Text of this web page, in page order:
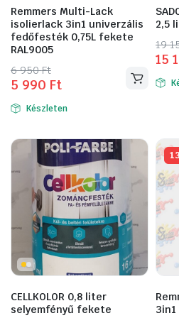
Remmers Multi-Lack
isolierlack 3in1 univerzális
fedőfesték 0,75L fekete
RAL9005
6 950Ft
Original
price
was:
950 Ft.
5 990 Ft
Current
price
is:
990 Ft.
Készleten
2,5
19
15
is:
CELLKOLOR 0,8 liter
selyemfényű fekete